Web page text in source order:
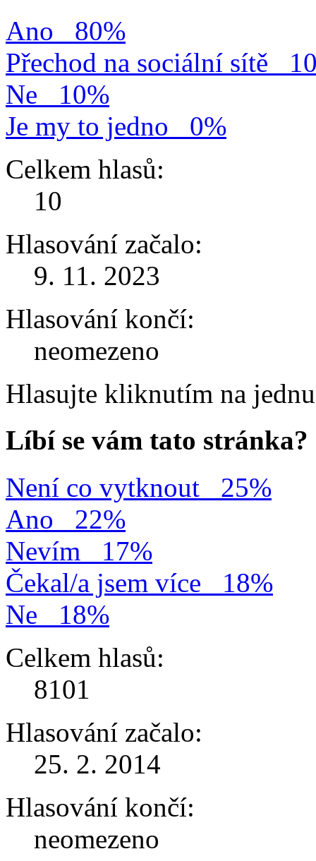
Ano
80%
Přechod na sociální sítě
Ne
10%
Je my to jedno
0%
Celkem hlasů:
10
Hlasování začalo:
9. 11. 2023
Hlasování končí:
neomezeno
Hlasujte kliknutím na
Líbí se vám tato stránka?
Není co vytknout
25%
Ano
22%
Nevím
17%
Čekal/a jsem více
18%
Ne
18%
Celkem hlasů:
8101
Hlasování začalo:
25. 2. 2014
Hlasování končí:
neomezeno